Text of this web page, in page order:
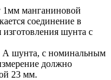
манганиновой
соединение в
изготовления шунта с
А шунта, с номинальным
должно
23 мм.